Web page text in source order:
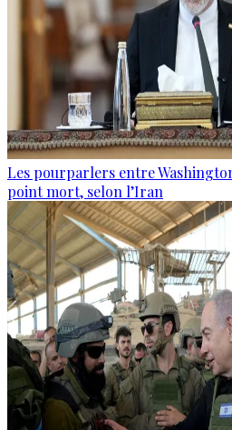
Les pourparlers entre
point mort, selon l’Iran